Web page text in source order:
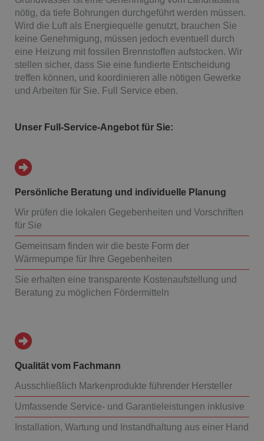
nötig, da tiefe Bohrungen durchgeführt werden müssen.
Wird die Luft als Energiequelle genutzt, brauchen Sie
keine Genehmigung, müssen jedoch eventuell durch
eine Heizung mit fossilen Brennstoffen aufstocken. Wir
stellen sicher, dass Sie eine fundierte Entscheidung
treffen können, und koordinieren alle nötigen Gewerke
und Arbeiten für Sie. Full Service eben.
Unser Full-Service-Angebot für Sie:
Persönliche Beratung und individuelle Planung
Wir prüfen die lokalen Gegebenheiten und Vorschriften
für Sie
Gemeinsam finden wir die beste Form der
Wärmepumpe für Ihre Gegebenheiten
Sie erhalten eine transparente Kostenaufstellung und
Beratung zu möglichen Fördermitteln
Qualität vom Fachmann
Ausschließlich Markenprodukte führender Hersteller
Umfassende Service- und Garantieleistungen inklusive
Installation, Wartung und Instandhaltung aus einer Hand